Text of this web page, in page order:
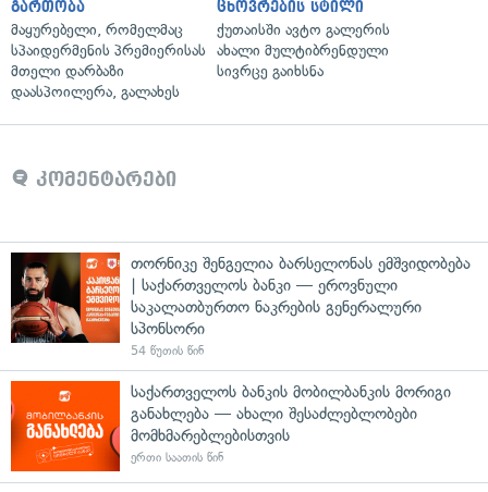
გართობა
მაყურებელი, რომელმაც
სპაიდერმენის პრემიერისას
მთელი დარბაზი
დაასპოილერა, გალახეს
ცხოვრების სტილი
ქუთაისში ავტო გალერის
ახალი მულტიბრენდული
სივრცე გაიხსნა
კომენტარები
თორნიკე შენგელია ბარსელონას ემშვიდობება
| საქართველოს ბანკი — ეროვნული
საკალათბურთო ნაკრების გენერალური
სპონსორი
54 წუთის წინ
საქართველოს ბანკის მობილბანკის მორიგი
განახლება — ახალი შესაძლებლობები
მომხმარებლებისთვის
ერთი საათის წინ